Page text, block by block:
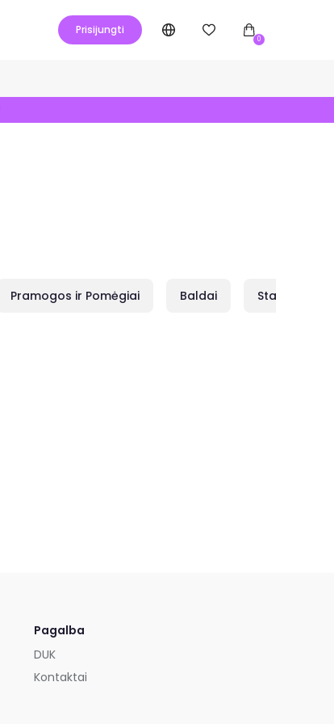
Prisijungti
0
Pramogos ir Pomėgiai Baldai Statybai
Pagalba
DUK
Kontaktai